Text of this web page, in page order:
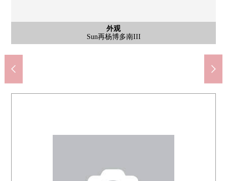
外观
Sun再杨博多南III
客厅
约18.1张塌塌米LDK。有能舒服地渡过的亮的开放感觉的客厅
客厅
太阳从窗照射，是包含，亮的空间
厨房
在装盘的台阶对早饭。有便利的计数器的厨房
厨房
有跟阳台连通的后门
厨房
3份炉子
厨房
洗涤槽
厨房
餐具冲洗烘干机
洗脸
洗脸
也有收纳搁板，洗脸室也感觉清醒
公共汽车
在霉对策有活跃的窗
厕所
室内
约5.1张塌塌米西式房间
收纳
西式房间约5.1张塌塌米壁橱
室内
约7.3张塌塌米西式房间
收纳
西式房间约7.3张塌塌米壁橱
室内
约5.0张塌塌米西式房间
收纳
西式房间约5.0张塌塌米壁橱
收纳
走廊收纳
日式房间
约6.0张塌塌米日式房间
风景
阳台
收纳
贮藏室
门口
共有部分
自行车停放处、摩托车堆放处
停车场